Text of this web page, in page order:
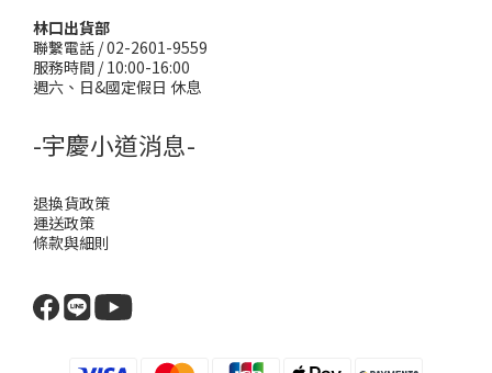
林口出貨部
聯繫電話 / 02-2601-9559
服務時間 / 10:00-16:00
週六、日&國定假日 休息
-宇慶小道消息-
退換貨政策
運送政策
條款與細則